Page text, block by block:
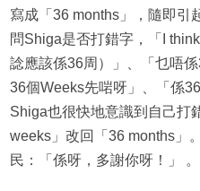
寫成「36 months」，隨即引
問Shiga是否打錯字，「I
諗應該係36周）」、「乜唔
36個Weeks先啱呀」、「係
Shiga也很快地意識到自己打
weeks」改回「36 months」
民：「係呀，多謝你呀！」 。